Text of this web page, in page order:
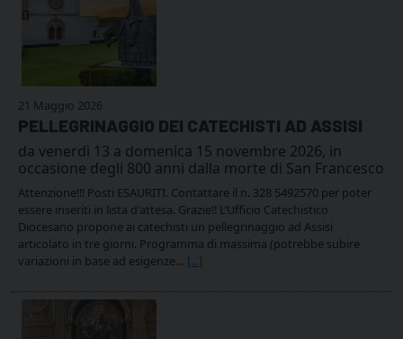
21 Maggio 2026
PELLEGRINAGGIO DEI CATECHISTI AD ASSISI
da venerdì 13 a domenica 15 novembre 2026, in
occasione degli 800 anni dalla morte di San Francesco
Attenzione!!! Posti ESAURITI. Contattare il n. 328 5492570 per poter
essere inseriti in lista d'attesa. Grazie!! L’Ufficio Catechistico
Diocesano propone ai catechisti un pellegrinaggio ad Assisi
articolato in tre giorni. Programma di massima (potrebbe subire
variazioni in base ad esigenze… [...]